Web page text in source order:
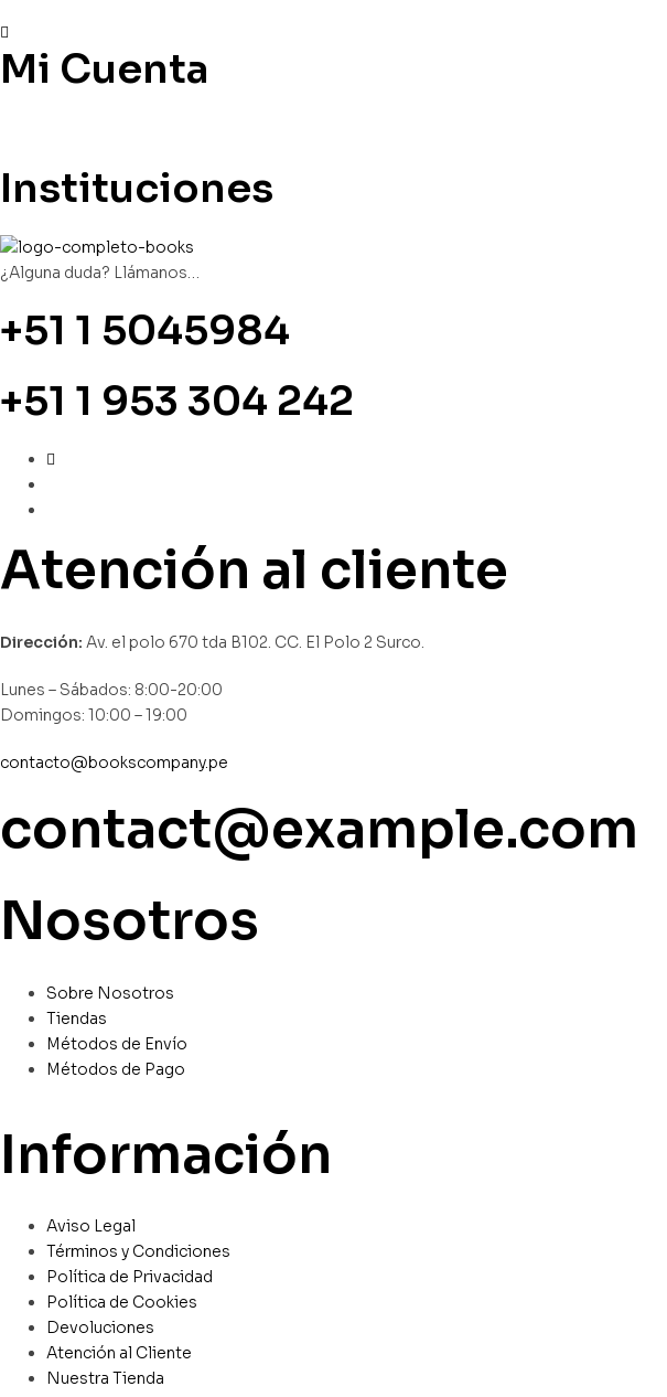
Mi Cuenta
Instituciones
¿Alguna duda? Llámanos…
+51 1 5045984
+51 1 953 304 242
Atención al cliente
Dirección: Av. el polo 670 tda B102. CC. El Polo 2 Surco.
Lunes – Sábados: 8:00-20:00
Domingos: 10:00 – 19:00
contacto@bookscompany.pe
contact@example.com
Nosotros
Sobre Nosotros
Tiendas
Métodos de Envío
Métodos de Pago
Información
Aviso Legal
Términos y Condiciones
Política de Privacidad
Política de Cookies
Devoluciones
Atención al Cliente
Nuestra Tienda